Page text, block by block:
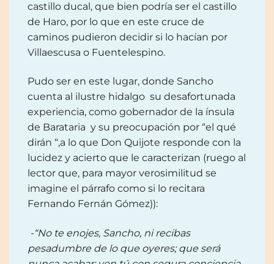
castillo ducal, que bien podría ser el castillo
de Haro, por lo que en este cruce de
caminos pudieron decidir si lo hacían por
Villaescusa o Fuentelespino.
Pudo ser en este lugar, donde Sancho
cuenta al ilustre hidalgo su desafortunada
experiencia, como gobernador de la ínsula
de Barataria y su preocupación por “el qué
dirán “,a lo que Don Quijote responde con la
lucidez y acierto que le caracterizan (ruego al
lector que, para mayor verosimilitud se
imagine el párrafo como si lo recitara
Fernando Fernán Gómez)):
-“No te enojes, Sancho, ni recibas
pesadumbre de lo que oyeres; que será